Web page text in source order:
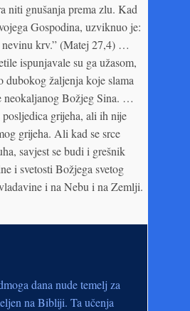
niti gnušanja prema zlu. Kad
Gospodina, uzviknuo je:
krv.” (Matej 27,4) …
ispunjavale su ga užasom,
žaljenja koje slama
neokaljanog Božjeg Sina. …
grijeha, ali ih nije
grijeha. Ali kad se srce
savjest se budi i grešnik
i svetosti Božjega svetog
i na Nebu i na Zemlji.
dana nude temelj za
na Bibliji. Ta učenja